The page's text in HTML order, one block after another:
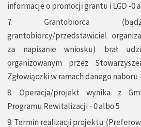
informacje o promocji grantu i LGD -0
7. Grantobiorca
grantobiorcy/przedstawiciel
za napisanie wniosku) brał
organizowanym przez
Zgłowiączki w ramach danego naboru
8. Operacja/projekt wynika z
Programu Rewitalizacji - 0 albo 5
9. Termin realizacji projektu